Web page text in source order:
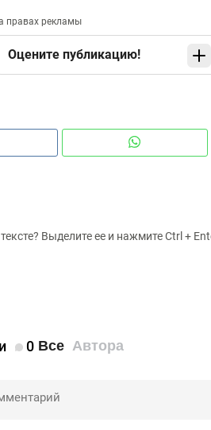
правах рекламы
Оцените публикацию!
Выделите ее и нажмите Ctrl +
0 Все Автора